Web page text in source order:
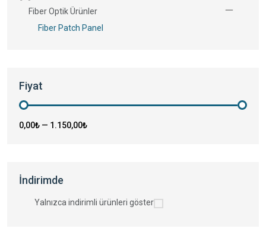
Fiber Optik Ürünler
Fiber Patch Panel
Fiyat
0,00₺ — 1.150,00₺
İndirimde
Yalnızca indirimli ürünleri göster